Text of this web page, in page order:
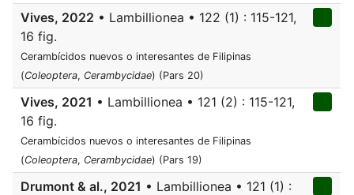
Vives, 2022 • Lambillionea • 122 (1) : 115-121,
16 fig.
Cerambícidos nuevos o interesantes de Filipinas
(Coleoptera, Cerambycidae) (Pars 20)
Vives, 2021 • Lambillionea • 121 (2) : 115-121,
16 fig.
Cerambícidos nuevos o interesantes de Filipinas
(Coleoptera, Cerambycidae) (Pars 19)
Drumont & al., 2021 • Lambillionea • 121 (1) :